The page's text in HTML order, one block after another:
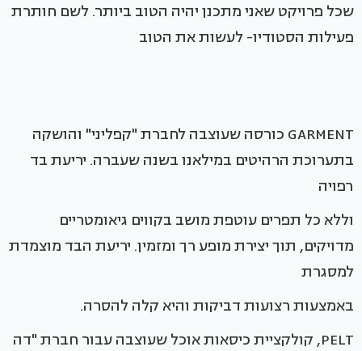
שכל פרויקט שאני מתכנן יהיה הטוב ביותר. לשם חותרת
פעילות הסטודיו- לעשות את הטוב
GARMENT כורסה שעוצבה לחברת "קפליני" והושקה
בתערוכת הרהיטים במילאנו בשנה שעברה. יריעת בד
רפויה
וללא כל תפרים עוטפת מושב בקווים גיאומטריים
מדויקים, תוך יצירת מופע רך ומזמין. יריעת הבד מוצמדת
למסגרת
באמצעות רצועות דביקות והיא קלה להסרה.
PELT, קולקציית כיסאות אוכל שעוצבה עבור חברת "דה